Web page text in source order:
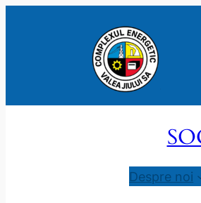
Despre noi